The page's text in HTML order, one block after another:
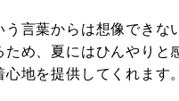
言葉からは想像できな
ため、夏にはひんやり
地を提供してくれます。